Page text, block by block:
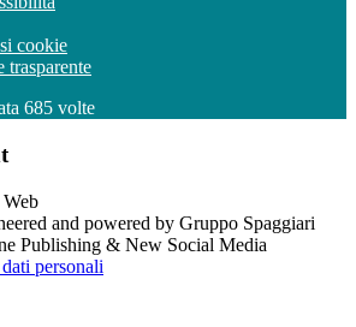
cookie
trasparente
685 volte
and powered by Gruppo Spaggiari
Publishing & New Social Media
personali